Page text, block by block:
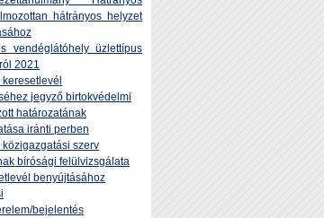
hátrányos helyzet
vendéglátóhely üzlettípus
2021
jegyző birtokvédelmi
határozatának
iránti perben
szerv
bírósági felülvizsgálata
benyújtásához
bejelentés